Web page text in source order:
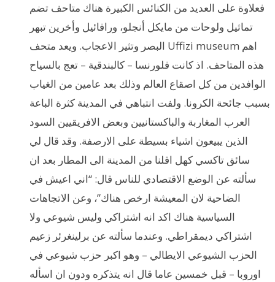
فعلاوة على العديد من الكنائس الكبيرة هناك متاحف تضم
تماثيل ولوحات من مايكل أنجلو، ورافائيل وأخرين تبهر
البصر وتثير الاعجاب. ويعد متحف Uffizi museum اهم
هذه المتاحف. اذ كانت فلورنسا – كالبندقية – تعج بالسياح
الوافدين من كل اصقاع العالم وذلك بعد عامين من الغياب
بسبب جائحة الكرونا. ولفت انتباهي في المدينة كثرة الباعة
العرب المغاربة والباكستانيين وبعض الافريقيين السود
الذين يبيعون اشياء بسيطة على الارصفة. وقد قال لي
سائق تاكسي كهل اقلنا من المدينة الى المطار بعد ان
سألته عن الوضع الاقتصادي للناس قال: “اني اعيش في
الضاحية لان المعيشة ارخص هناك”، وعن الاتجاهات
السياسية هناك اكد انه اشتراكي وليس شيوعي ولا
اشتراكي ديمقراطي. وعندما سألته عن برلينغرئر زعيم
الحزب الشيوعي الايطالي – وهو اكبر حزب شيوعي في
اوروبا – قبل خمسين عاما قال انه يتذكره ودون ان اسأله